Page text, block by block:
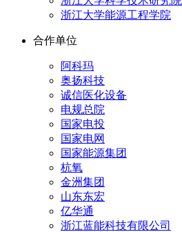
浙江大学能源工程学院
合作单位
阿科玛
奥扬科技
诚信医化设备
电规总院
国家电投
国家电网
国家能源集团
杭氧
金洲集团
山东东宏
亿华通
浙江蓝能科技有限公司